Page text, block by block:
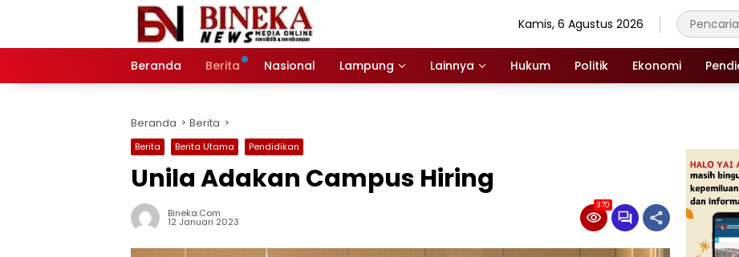
Kamis, 6 Agustus 2026
Beranda Berita Nasional Lampung Lainnya Hukum Politik Ekonomi
Beranda Berita
Berita Berita Utama Pendidikan
Unila Adakan Campus Hiring
Bineka.com
12 Januari 2023
370